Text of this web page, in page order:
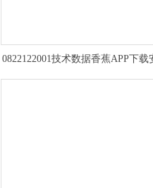
0822122001技术数据香蕉APP下载